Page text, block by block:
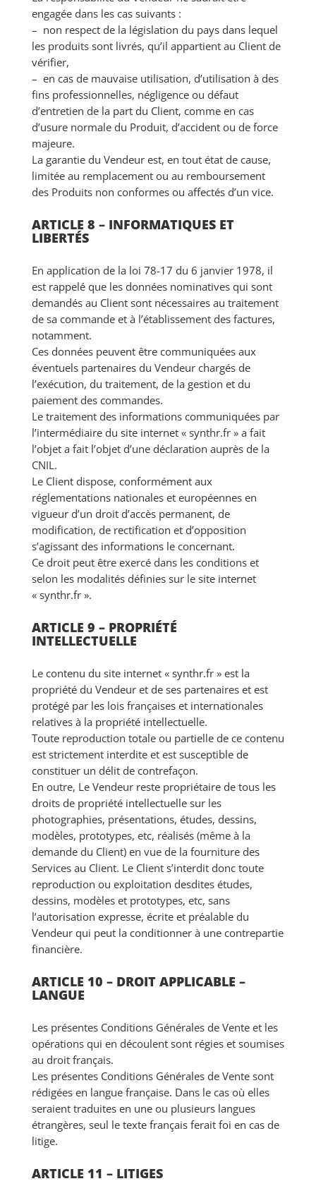
engagée dans les cas suivants :
– non respect de la législation du pays dans lequel
les produits sont livrés, qu’il appartient au Client de
vérifier,
– en cas de mauvaise utilisation, d’utilisation à des
fins professionnelles, négligence ou défaut
d’entretien de la part du Client, comme en cas
d’usure normale du Produit, d’accident ou de force
majeure.
La garantie du Vendeur est, en tout état de cause,
limitée au remplacement ou au remboursement
des Produits non conformes ou affectés d’un vice.
ARTICLE 8 – INFORMATIQUES ET
LIBERTÉS
En application de la loi 78-17 du 6 janvier 1978, il
est rappelé que les données nominatives qui sont
demandés au Client sont nécessaires au traitement
de sa commande et à l’établissement des factures,
notamment.
Ces données peuvent être communiquées aux
éventuels partenaires du Vendeur chargés de
l’exécution, du traitement, de la gestion et du
paiement des commandes.
Le traitement des informations communiquées par
l’intermédiaire du site internet « synthr.fr » a fait
l’objet a fait l’objet d’une déclaration auprès de la
CNIL.
Le Client dispose, conformément aux
réglementations nationales et européennes en
vigueur d’un droit d’accès permanent, de
modification, de rectification et d’opposition
s’agissant des informations le concernant.
Ce droit peut être exercé dans les conditions et
selon les modalités définies sur le site internet
« synthr.fr ».
ARTICLE 9 – PROPRIÉTÉ
INTELLECTUELLE
Le contenu du site internet « synthr.fr » est la
propriété du Vendeur et de ses partenaires et est
protégé par les lois françaises et internationales
relatives à la propriété intellectuelle.
Toute reproduction totale ou partielle de ce contenu
est strictement interdite et est susceptible de
constituer un délit de contrefaçon.
En outre, Le Vendeur reste propriétaire de tous les
droits de propriété intellectuelle sur les
photographies, présentations, études, dessins,
modèles, prototypes, etc, réalisés (même à la
demande du Client) en vue de la fourniture des
Services au Client. Le Client s’interdit donc toute
reproduction ou exploitation desdites études,
dessins, modèles et prototypes, etc, sans
l’autorisation expresse, écrite et préalable du
Vendeur qui peut la conditionner à une contrepartie
financière.
ARTICLE 10 – DROIT APPLICABLE –
LANGUE
Les présentes Conditions Générales de Vente et les
opérations qui en découlent sont régies et soumises
au droit français.
Les présentes Conditions Générales de Vente sont
rédigées en langue française. Dans le cas où elles
seraient traduites en une ou plusieurs langues
étrangères, seul le texte français ferait foi en cas de
litige.
ARTICLE 11 – LITIGES